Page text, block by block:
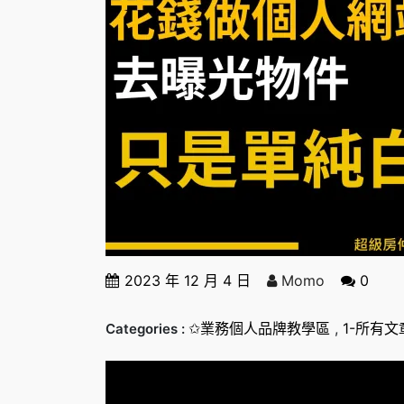
2023 年 12 月 4 日 Momo 0
Categories : ✩業務個人品牌教學區 , 1-所有文